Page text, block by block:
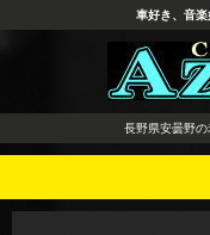
長野県
イール
ーデ
車好き、音
長野県安曇野